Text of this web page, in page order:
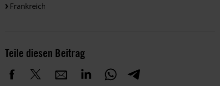
Frankreich
Teile diesen Beitrag